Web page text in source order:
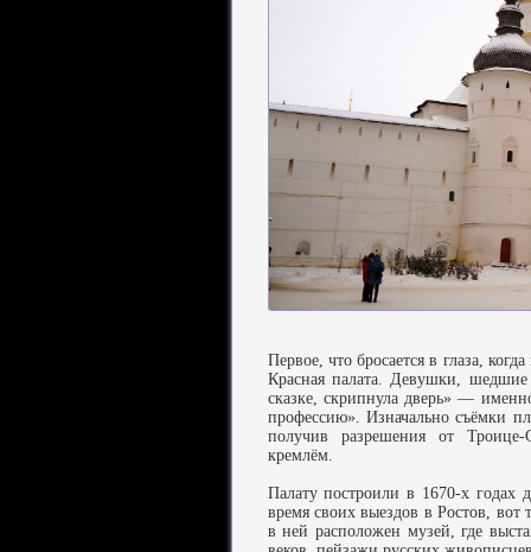
Первое, что бросается в глаза,
Красная палата. Девушки,
сказке, скрипнула дверь» —
профессию». Изначально съёмки
получив разрешения от
кремлём.
Палату построили в 1670-х годах
время своих выездов в Ростов, вот
в ней расположен музей, где